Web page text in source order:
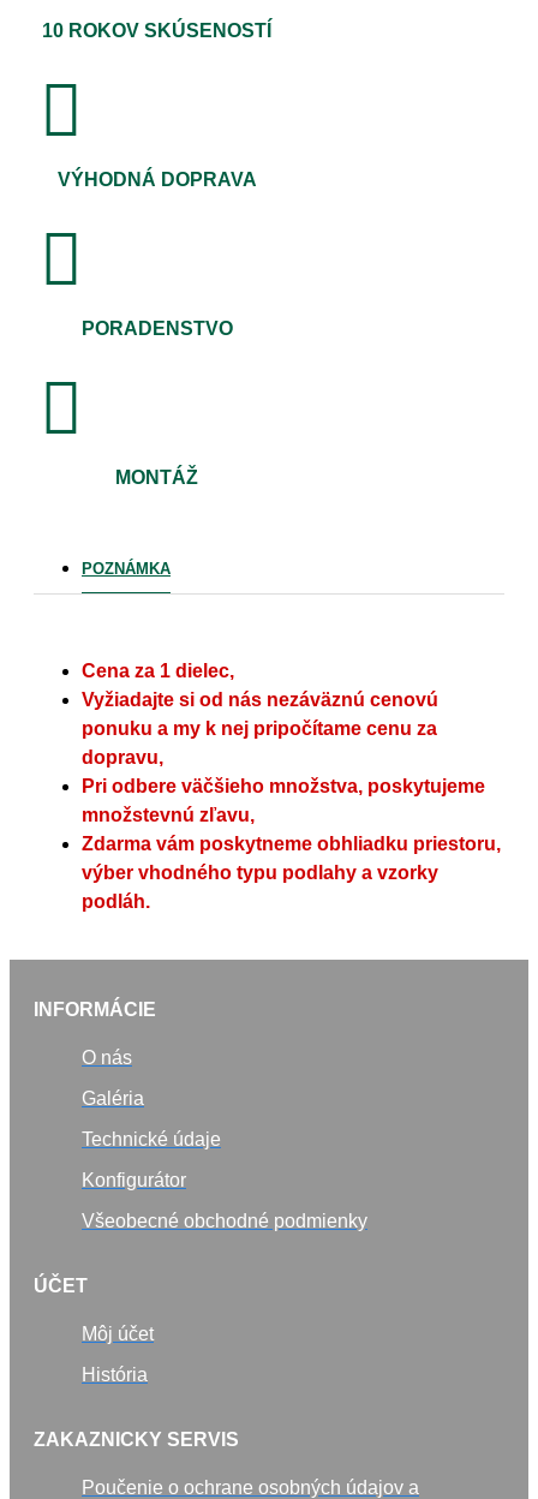
10 ROKOV SKÚSENOSTÍ
VÝHODNÁ DOPRAVA
PORADENSTVO
MONTÁŽ
POZNÁMKA
Cena za 1 dielec,
Vyžiadajte si od nás nezáväznú cenovú
ponuku a my k nej pripočítame cenu za
dopravu,
Pri odbere väčšieho množstva, poskytujeme
množstevnú zľavu,
Zdarma vám poskytneme obhliadku priestoru,
výber vhodného typu podlahy a vzorky
podláh.
INFORMÁCIE
O nás
Galéria
Technické údaje
Konfigurátor
Všeobecné obchodné podmienky
ÚČET
Môj účet
História
ZAKAZNICKY SERVIS
Poučenie o ochrane osobných údajov a